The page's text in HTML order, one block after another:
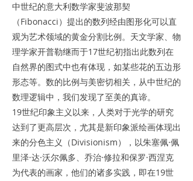
中世纪的意大利数学家斐波那契
（Fibonacci）提出的数列经由图形化可以直
观为艺术领域的黄金分割比例。天文学家、物
理学家开普勒继而于17世纪初指出此数列在
自然界的图式中也有体现，如某些花的五边形
形态等。数的比例与美密切相关，从中世纪的
数理逻辑中，我们发现了至美的真谛。
19世纪印象主义以来，人类对于光学的研究
达到了更高层次，尤其是新印象派绘画体现出
来的分色主义（Divisionism），以朱塞佩·佩
里泽·达·沃尔佩多、乔治·修拉和保罗·西涅克
为代表的画家，他们的诸多实践，即在19世